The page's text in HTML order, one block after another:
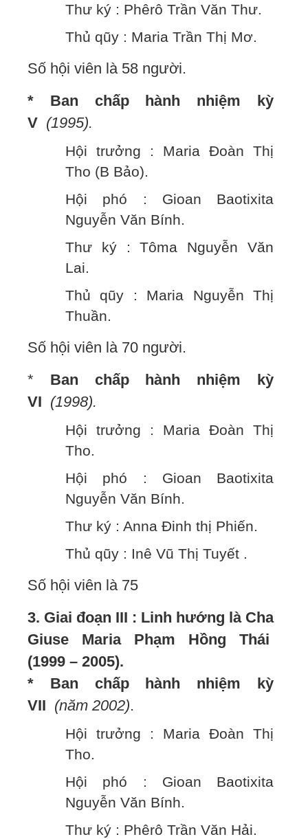
Thư ký : Phêrô Trần Văn Thư.
Thủ qũy : Maria Trần Thị Mơ.
Số hội viên là 58 người.
* Ban chấp hành nhiệm kỳ
V (1995).
Hội trưởng : Maria Đoàn Thị
Tho (B Bảo).
Hội phó : Gioan Baotixita
Nguyễn Văn Bính.
Thư ký : Tôma Nguyễn Văn
Lai.
Thủ qũy : Maria Nguyễn Thị
Thuần.
Số hội viên là 70 người.
* Ban chấp hành nhiệm kỳ
VI (1998).
Hội trưởng : Maria Đoàn Thị
Tho.
Hội phó : Gioan Baotixita
Nguyễn Văn Bính.
Thư ký : Anna Đinh thị Phiến.
Thủ qũy : Inê Vũ Thị Tuyết .
Số hội viên là 75
3. Giai đoạn III : Linh hướng là Cha
Giuse Maria Phạm Hồng Thái
(1999 – 2005).
* Ban chấp hành nhiệm kỳ
VII (năm 2002).
Hội trưởng : Maria Đoàn Thị
Tho.
Hội phó : Gioan Baotixita
Nguyễn Văn Bính.
Thư ký : Phêrô Trần Văn Hải.